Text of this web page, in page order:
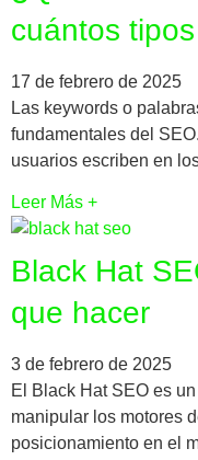
cuántos
17 de febrero de 2025
Las keywords o
fundamentales del
usuarios escriben en
Leer Más +
Black Hat
que hacer
3 de febrero de 2025
El Black Hat SEO es
manipular los motores
posicionamiento en el